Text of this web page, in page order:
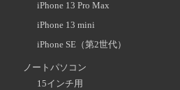
iPhone 13 Pro Max
iPhone 13 mini
iPhone SE（第2世代）
ノートパソコン
15インチ用